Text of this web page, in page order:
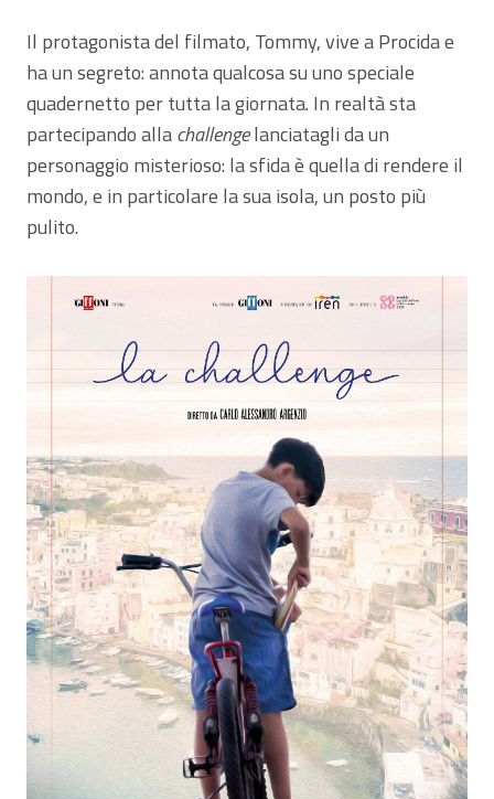
Il protagonista del filmato, Tommy, vive a Procida e
ha un segreto: annota qualcosa su uno speciale
quadernetto per tutta la giornata. In realtà sta
partecipando allachallengelanciatagli da un
personaggio misterioso: la sfida è quella di rendere il
mondo, e in particolare la sua isola, un posto più
pulito.